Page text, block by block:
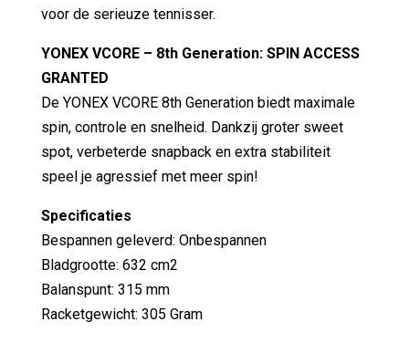
voor de serieuze tennisser.
YONEX VCORE – 8th Generation: SPIN ACCESS
GRANTED
De YONEX VCORE 8th Generation biedt maximale
spin, controle en snelheid. Dankzij groter sweet
spot, verbeterde snapback en extra stabiliteit
speel je agressief met meer spin!
Specificaties
Bespannen geleverd: Onbespannen
Bladgrootte: 632 cm2
Balanspunt: 315 mm
Racketgewicht: 305 Gram